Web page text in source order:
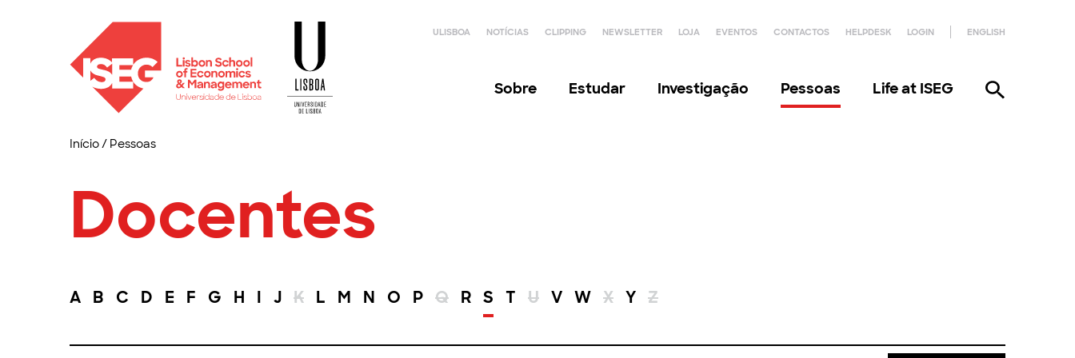
ULISBOA NOTÍCIAS CLIPPING NEWSLETTER LOJA EVENTOS CONTACTOS HELPDESK LOGIN ENGLISH
Sobre Estudar Investigação Pessoas Life at ISEG
Início/ Pessoas
Docentes
A B C D E F G H I J K L M N O P Q R S T U V W X Y Z